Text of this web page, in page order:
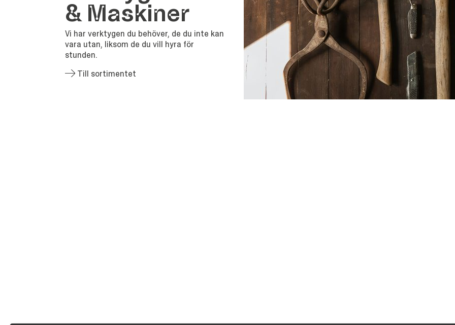
&Maskiner
Vi har verktygen du behöver, de du inte kan
vara utan, liksom de du vill hyra för
stunden.
Till sortimentet